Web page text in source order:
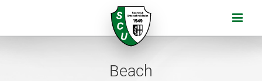
Beach